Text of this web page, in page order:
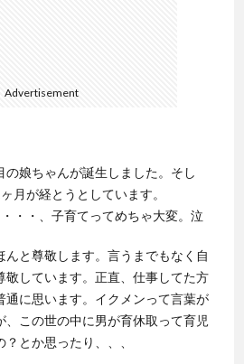
Advertisement
の娘ちゃんが誕生しました。そし
月が経とうとしています。
・・、子育てってめちゃ大変。泣
んと尊敬します。言うまでもなく自
敬しています。正直、仕事してた方
通に思います。イクメンって言葉が
、この世の中に男が育休取って育児
とか思ったり、、、